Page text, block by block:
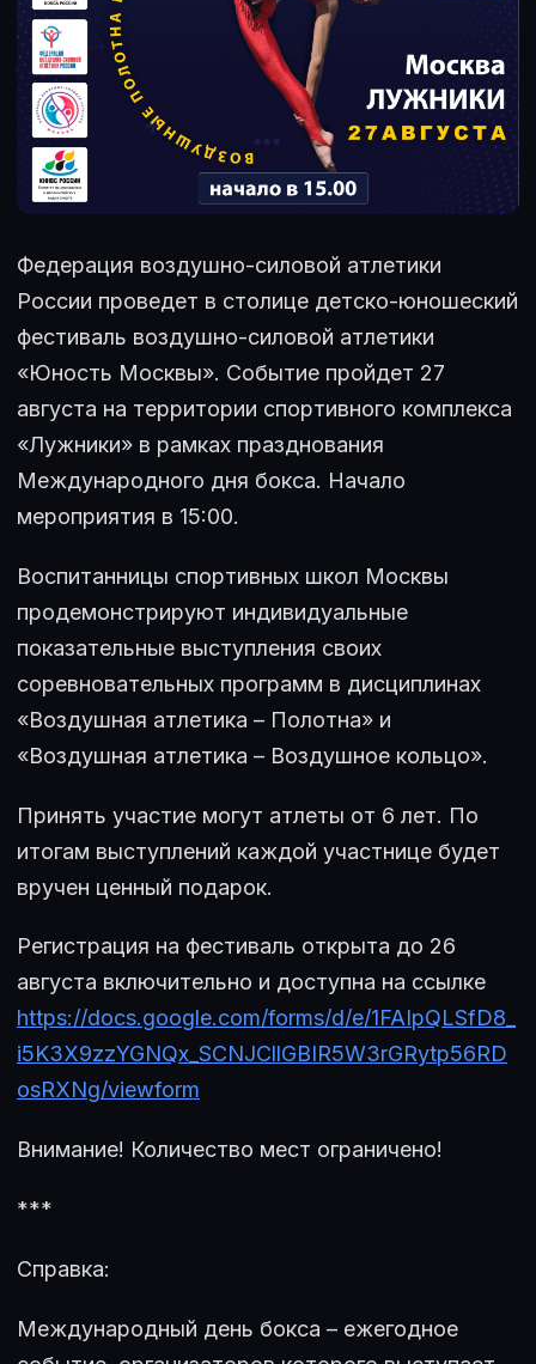
Федерация воздушно-силовой атлетики
России проведет в столице детско-юношеский
фестиваль воздушно-силовой атлетики
«Юность Москвы». Событие пройдет 27
августа на территории спортивного комплекса
«Лужники» в рамках празднования
Международного дня бокса. Начало
мероприятия в 15:00.
Воспитанницы спортивных школ Москвы
продемонстрируют индивидуальные
показательные выступления своих
соревновательных программ в дисциплинах
«Воздушная атлетика – Полотна» и
«Воздушная атлетика – Воздушное кольцо».
Принять участие могут атлеты от 6 лет. По
итогам выступлений каждой участнице будет
вручен ценный подарок.
Регистрация на фестиваль открыта до 26
августа включительно и доступна на ссылке
https://docs.google.com/forms/d/e/1FAIpQLSfD8_
i5K3X9zzYGNQx_SCNJCllGBIR5W3rGRytp56RD
osRXNg/viewform
Внимание! Количество мест ограничено!
***
Справка:
Международный день бокса – ежегодное